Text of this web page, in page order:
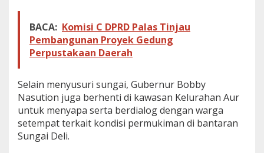
BACA: Komisi C DPRD Palas Tinjau
Pembangunan Proyek Gedung
Perpustakaan Daerah
Selain menyusuri sungai, Gubernur Bobby
Nasution juga berhenti di kawasan Kelurahan Aur
untuk menyapa serta berdialog dengan warga
setempat terkait kondisi permukiman di bantaran
Sungai Deli.